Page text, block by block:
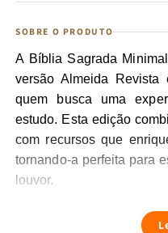
SOBRE O PRODUTO
A Bíblia Sagrada
versão Almeida
quem busca uma
estudo. Esta edição
com recursos que
tornando-a perfeita para
louvor.
Esta edição da Bíblia
de leitura aprofundada,